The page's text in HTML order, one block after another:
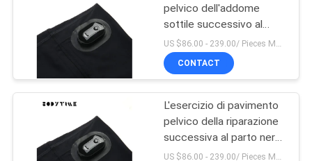
CIRCA
GIRO
DELLA
FABBRICA
pelvico dell'addome
sottile successivo al
parto di recupero ansima
la dimensione media
US $86.00 - 239.00/ Pieces MOQ:1pieces
CONTACT
L'esercizio di pavimento
pelvico della riparazione
successiva al parto nera
di nylon di SME ansima